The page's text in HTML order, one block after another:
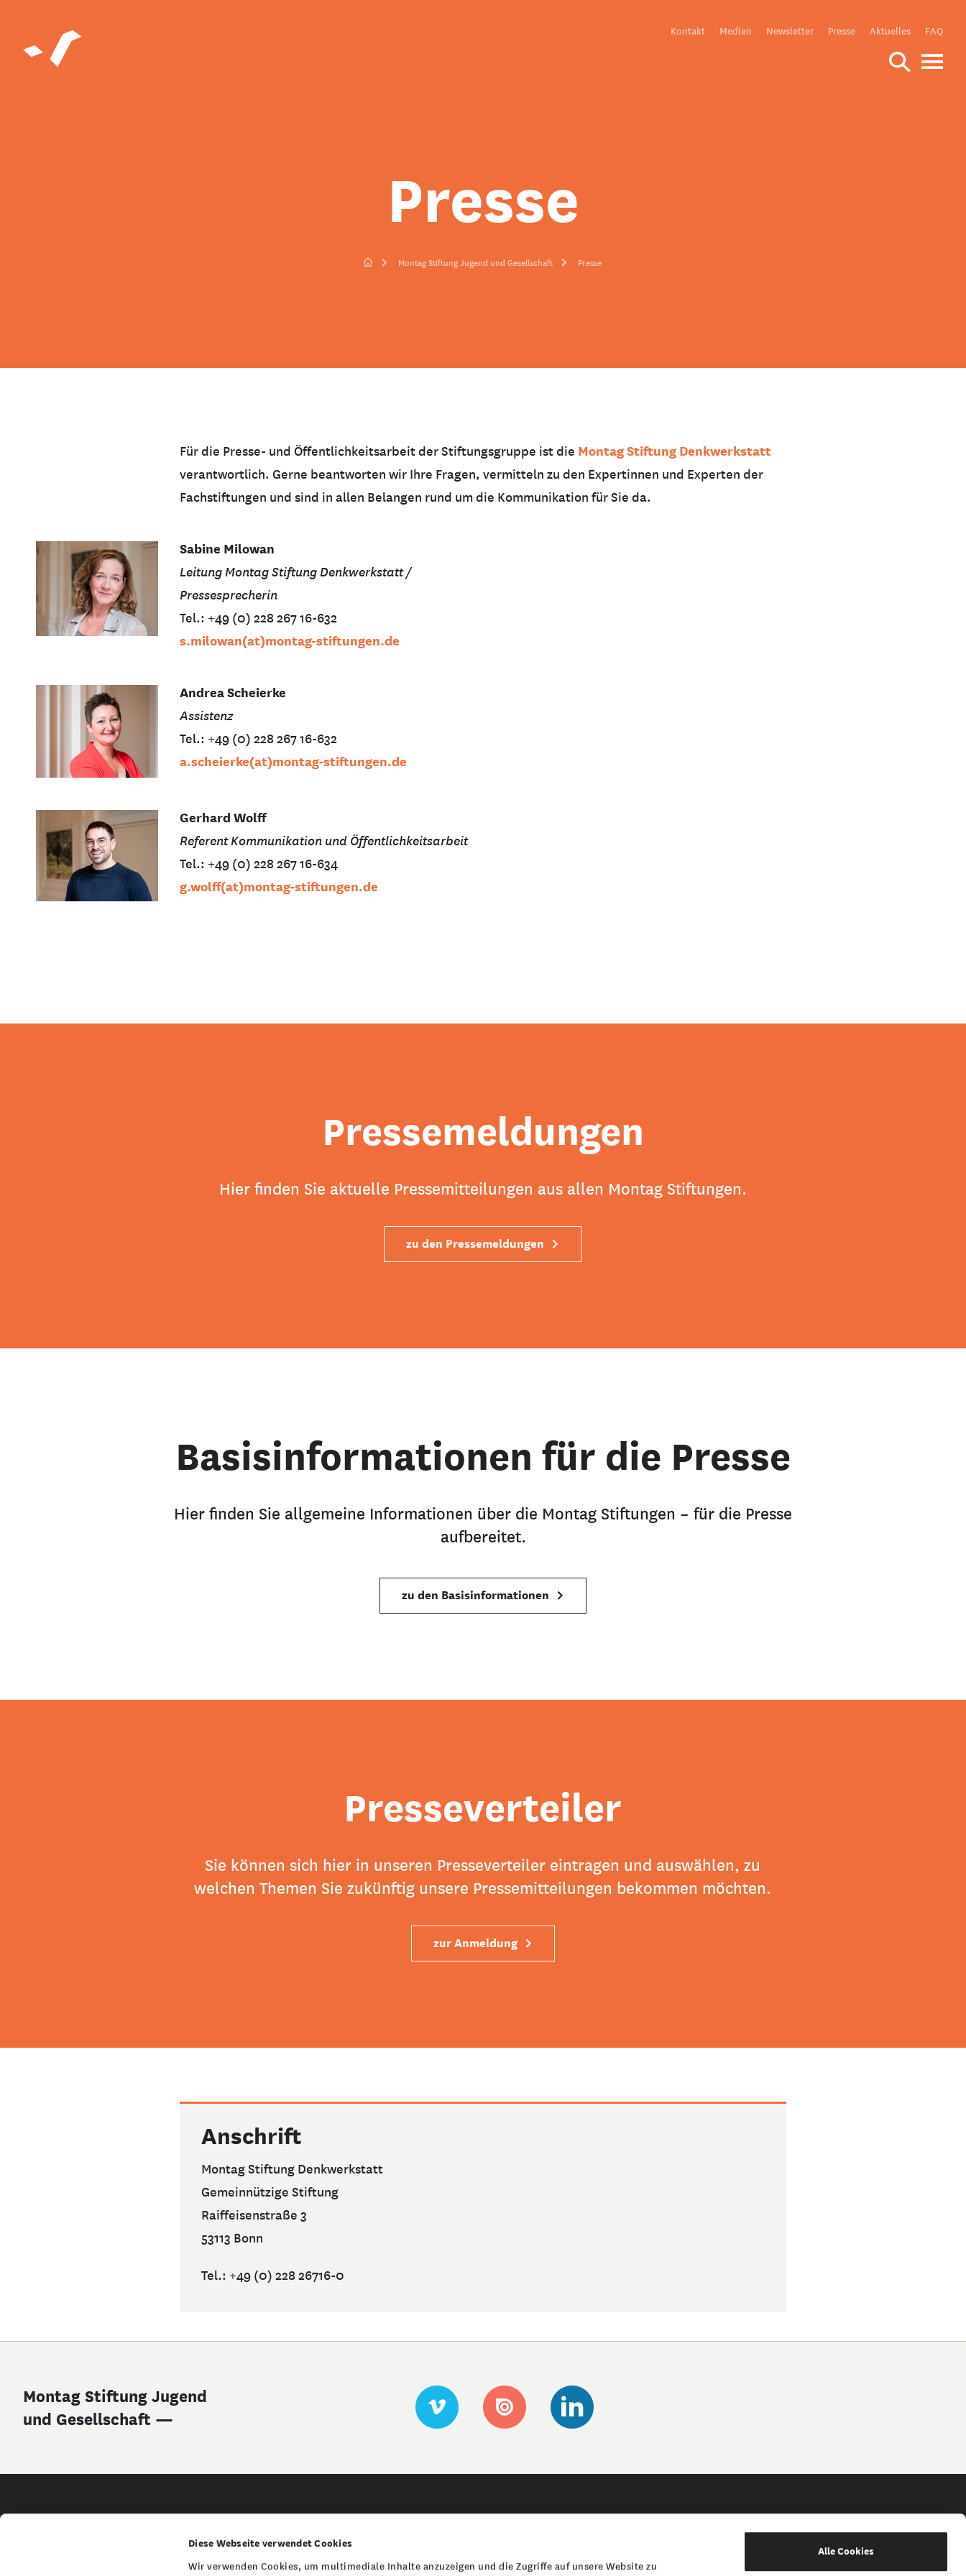
Diese Webseite verwendet Cookies
Wir verwenden Cookies, um multimediale Inhalte anzuzeigen und die Zugriffe auf unsere Website zu
Alle Cookies
Kontakt Medien Newsletter Presse Aktuelles FAQ
Presse
Montag Stiftung Jugend und Gesellschaft Presse
Für die Presse- und Öffentlichkeitsarbeit der Stiftungsgruppe ist die Montag Stiftung Denkwerkstatt
verantwortlich. Gerne beantworten wir Ihre Fragen, vermitteln zu den Expertinnen und Experten der
Fachstiftungen und sind in allen Belangen rund um die Kommunikation für Sie da.
Sabine Milowan
Leitung Montag Stiftung Denkwerkstatt /
Pressesprecherin
Tel.: +49 (0) 228 267 16-632
s.milowan(at)montag-stiftungen.de
Andrea Scheierke
Assistenz
Tel.: +49 (0) 228 267 16-632
a.scheierke(at)montag-stiftungen.de
Gerhard Wolff
Referent Kommunikation und Öffentlichkeitsarbeit
Tel.: +49 (0) 228 267 16-634
g.wolff(at)montag-stiftungen.de
Pressemeldungen
Hier finden Sie aktuelle Pressemitteilungen aus allen Montag Stiftungen.
zu den Pressemeldungen
Basisinformationen für die Presse
Hier finden Sie allgemeine Informationen über die Montag Stiftungen – für die Presse
aufbereitet.
zu den Basisinformationen
Presseverteiler
Sie können sich hier in unseren Presseverteiler eintragen und auswählen, zu
welchen Themen Sie zukünftig unsere Pressemitteilungen bekommen möchten.
zur Anmeldung
Anschrift
Montag Stiftung Denkwerkstatt
Gemeinnützige Stiftung
Raiffeisenstraße 3
53113 Bonn
Tel.: +49 (0) 228 26716-0
Montag Stiftung Jugend
und Gesellschaft —